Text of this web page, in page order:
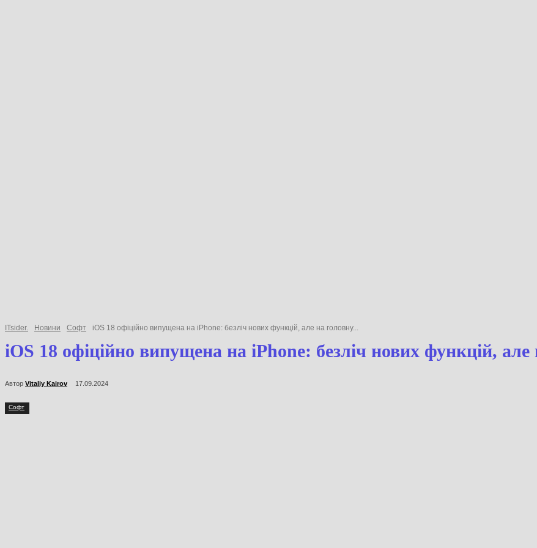
ITsider. Новини Софт iOS 18 офіційно випущена на iPhone: безліч нових функцій, але на головну...
iOS 18 офіційно випущена на iPhone: безліч нових функцій, але
Автор Vitaliy Kairov 17.09.2024
Софт